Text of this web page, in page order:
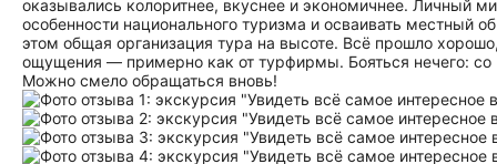
оказывались колоритнее, вкуснее и экономичнее. Личный
особенности национального туризма и осваивать местный
этом общая организация тура на высоте. Всё прошло
ощущения — примерно как от турфирмы. Бояться нечего: со
Можно смело обращаться вновь!